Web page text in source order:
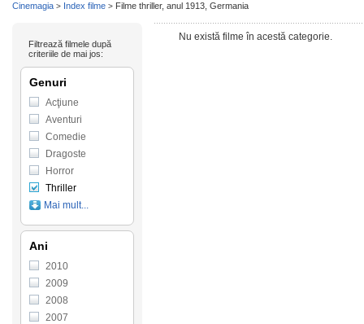
Nu există filme în acestă categorie.
Filtrează filmele după
criteriile de mai jos:
Genuri
Acţiune
Aventuri
Comedie
Dragoste
Horror
Thriller
Mai mult...
Ani
2010
2009
2008
2007
Cinemagia > Index filme > Filme thriller, anul 1913, Germania